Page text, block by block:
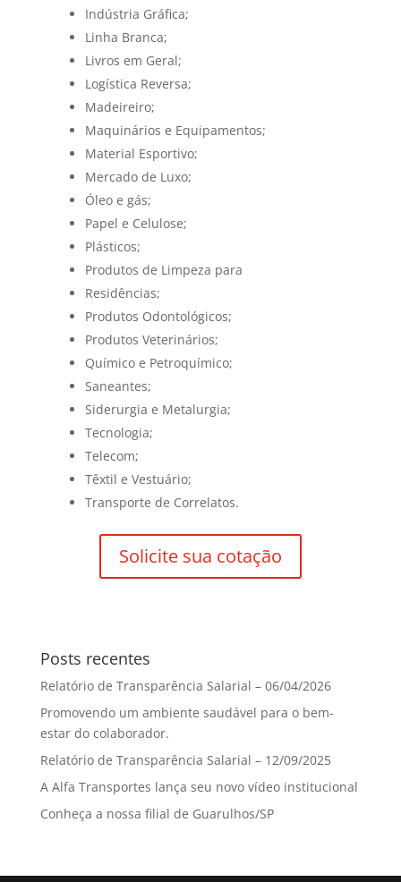
Indústria Gráfica;
Linha Branca;
Livros em Geral;
Logística Reversa;
Madeireiro;
Maquinários e Equipamentos;
Material Esportivo;
Mercado de Luxo;
Óleo e gás;
Papel e Celulose;
Plásticos;
Produtos de Limpeza para
Residências;
Produtos Odontológicos;
Produtos Veterinários;
Químico e Petroquímico;
Saneantes;
Siderurgia e Metalurgia;
Tecnologia;
Telecom;
Têxtil e Vestuário;
Transporte de Correlatos.
Solicite sua cotação
Posts recentes
Relatório de Transparência Salarial – 06/04/2026
Promovendo um ambiente saudável para o bem-
estar do colaborador.
Relatório de Transparência Salarial – 12/09/2025
A Alfa Transportes lança seu novo vídeo institucional
Conheça a nossa filial de Guarulhos/SP